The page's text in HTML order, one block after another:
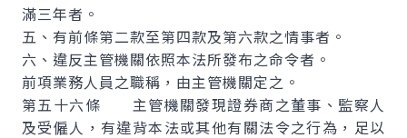
滿三年者。
五、有前條第二款至第四款及第六款之情事者。
六、違反主管機關依照本法所發布之命令者。
前項業務人員之職稱，由主管機關定之。
第五十六條 主管機關發現證券商之董事、監察人
及受僱人，有違背本法或其他有關法令之行為，足以